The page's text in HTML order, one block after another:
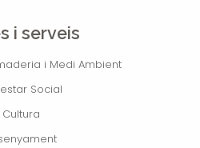
i serveis
i Medi Ambient
Social
Cultura